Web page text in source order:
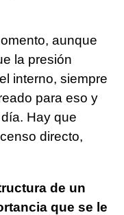
aunque
la presión
interno, siempre
para eso y
Hay que
directo,
de un
que se le